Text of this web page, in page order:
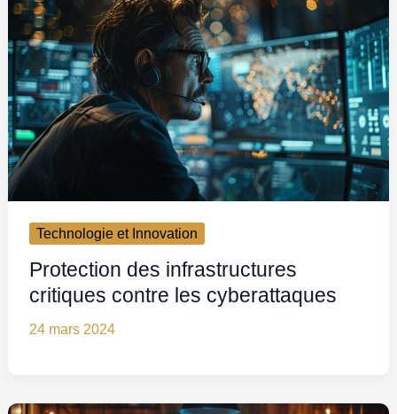
Technologie et Innovation
Protection des infrastructures
critiques contre les cyberattaques
24 mars 2024